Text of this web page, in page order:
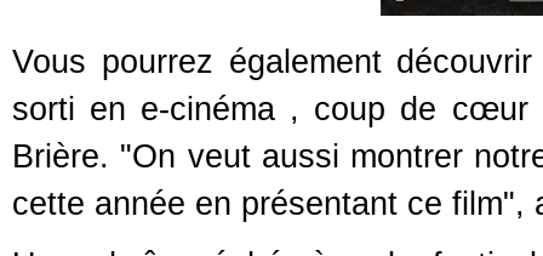
Vous pourrez également
sorti en e-cinéma , coup de cœur
Brière. "On veut aussi montrer
cette année en présentant ce film",